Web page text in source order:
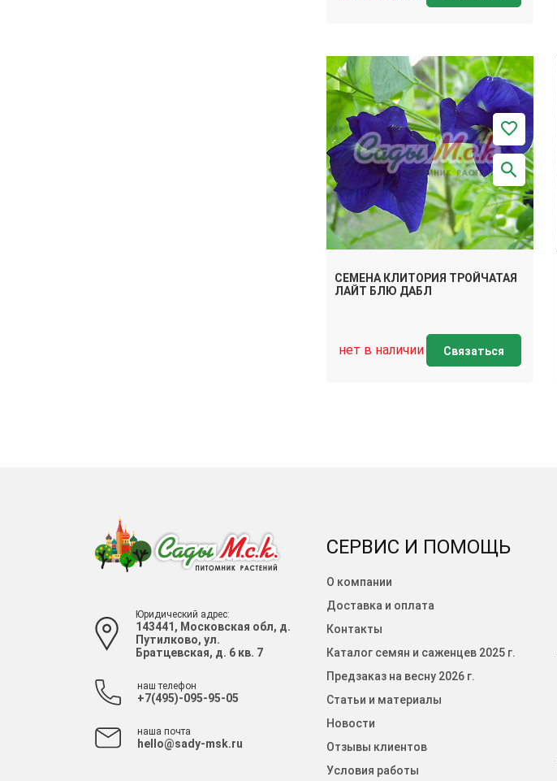
СЕМЕНА КЛИТОРИЯ ТРОЙЧАТАЯ
ЛАЙТ БЛЮ ДАБЛ
нет в наличии Связаться
Юридический адрес:
143441, Московская обл, д.
Путилково, ул.
Братцевская, д. 6 кв. 7
наш телефон
+7(495)-095-95-05
наша почта
hello@sady-msk.ru
СЕРВИС И ПОМОЩЬ
О компании
Доставка и оплата
Контакты
Каталог семян и саженцев 2025 г.
Предзаказ на весну 2026 г.
Статьи и материалы
Новости
Отзывы клиентов
Условия работы